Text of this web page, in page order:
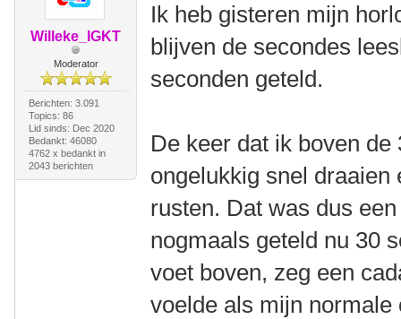
Willeke_IGKT
Moderator
Berichten: 3.091
Topics: 86
Lid sinds: Dec 2020
Bedankt: 46080
4762 x bedankt in
2043 berichten
Ik heb gisteren mijn
blijven de secondes
seconden geteld.
De keer dat ik boven
ongelukkig snel
rusten. Dat was dus
nogmaals geteld nu 30
voet boven, zeg een
voelde als mijn